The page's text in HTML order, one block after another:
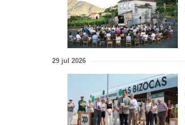
29 jul 2026